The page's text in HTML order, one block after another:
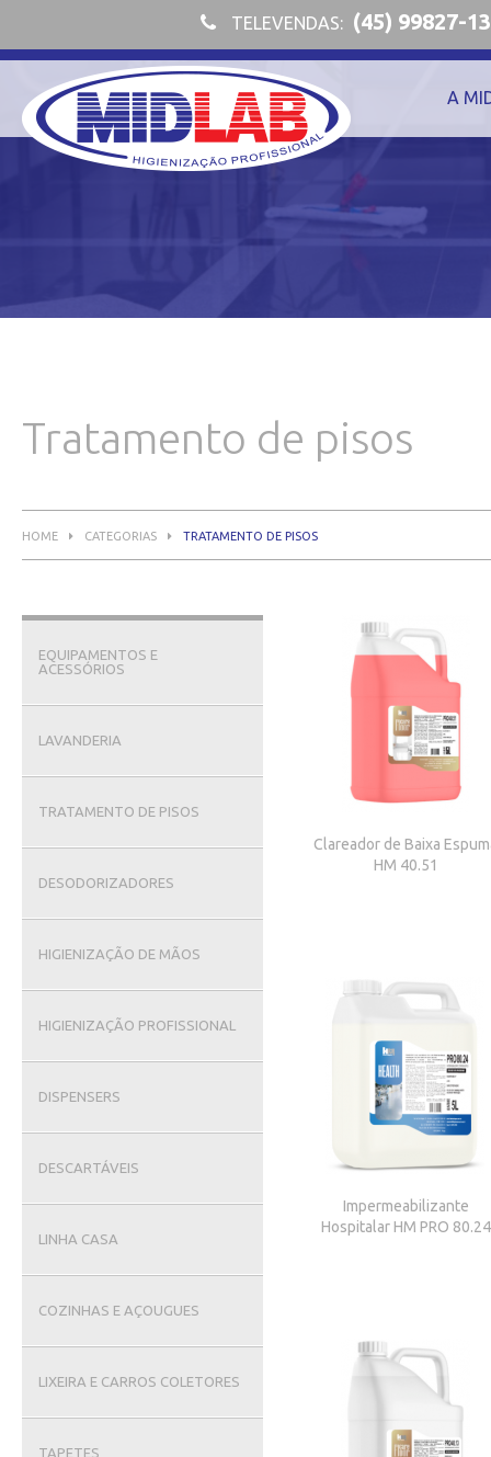
TELEVENDAS: (45) 99827-
A
Tratamento de pisos
HOME CATEGORIAS TRATAMENTO DE PISOS
EQUIPAMENTOS E
ACESSÓRIOS
LAVANDERIA
TRATAMENTO DE PISOS
DESODORIZADORES
HIGIENIZAÇÃO DE MÃOS
HIGIENIZAÇÃO PROFISSIONAL
DISPENSERS
DESCARTÁVEIS
LINHA CASA
COZINHAS E AÇOUGUES
LIXEIRA E CARROS COLETORES
TAPETES
Clareador de Baixa
HM 40.51
Impermeabilizante
Hospitalar HM PRO 80.24